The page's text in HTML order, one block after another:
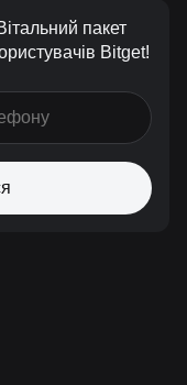
пакет
Bitget!